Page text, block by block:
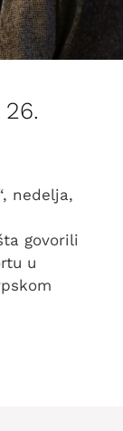
nedelja,
govorili
u